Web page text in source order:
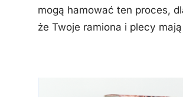
mogą hamować ten proces,
że Twoje ramiona i plecy